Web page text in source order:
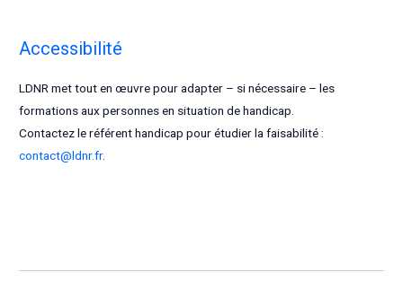
Accessibilité
LDNR met tout en œuvre pour adapter – si nécessaire – les
formations aux personnes en situation de handicap.
Contactez le référent handicap pour étudier la faisabilité :
contact@ldnr.fr.